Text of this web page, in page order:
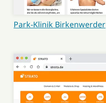
Park-Klinik Birkenwerder